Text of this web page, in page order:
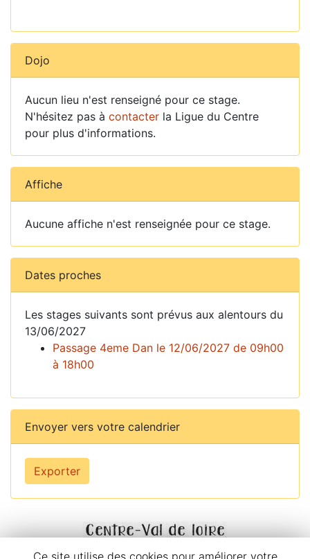
Dojo
Aucun lieu n'est renseigné pour ce stage.
N'hésitez pas à contacter la Ligue du Centre
pour plus d'informations.
Affiche
Aucune affiche n'est renseignée pour ce stage.
Dates proches
Les stages suivants sont prévus aux alentours du
13/06/2027
Passage 4eme Dan le 12/06/2027 de 09h00
à 18h00
Envoyer vers votre calendrier
Exporter
Ce site utilise des cookies pour améliorer votre